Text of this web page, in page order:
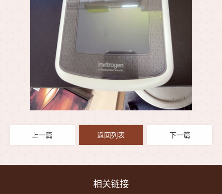
上一篇 返回列表 下一篇
相关链接